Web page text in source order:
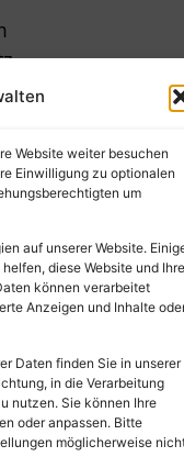
Website weiter besuchen
Einwilligung zu optionalen
um
auf unserer Website.
diese Website und Ihre
können verarbeitet
Anzeigen und Inhalte
Daten finden Sie in unserer
in die Verarbeitung
nutzen. Sie können Ihre
oder anpassen. Bitte
möglicherweise
reserved.
neuwied.de